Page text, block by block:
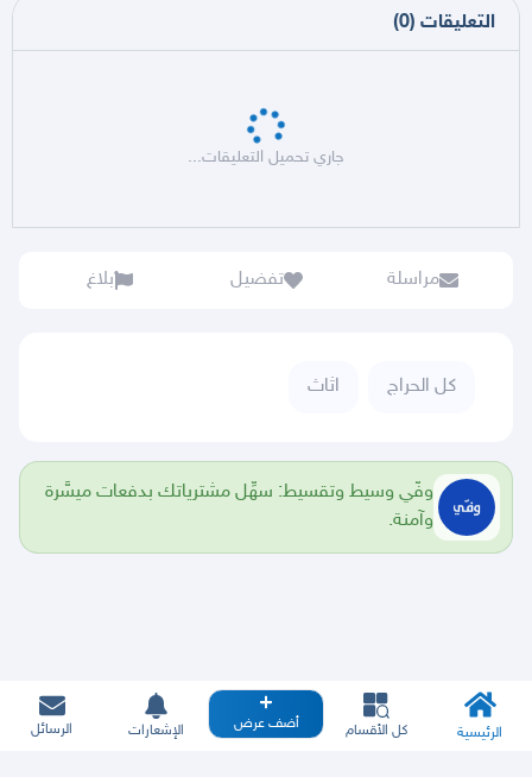
التعليقات (
0
)
جاري تحميل التعليقات...
مراسلة تفضيل بلاغ
كل الحراج اثاث
وفّي وسيط وتقسيط: سهِّل مشترياتك بدفعات ميسَّرة
وآمنة.
الرئيسية كل الأقسام أضف عرض الإشعارات الرسائل